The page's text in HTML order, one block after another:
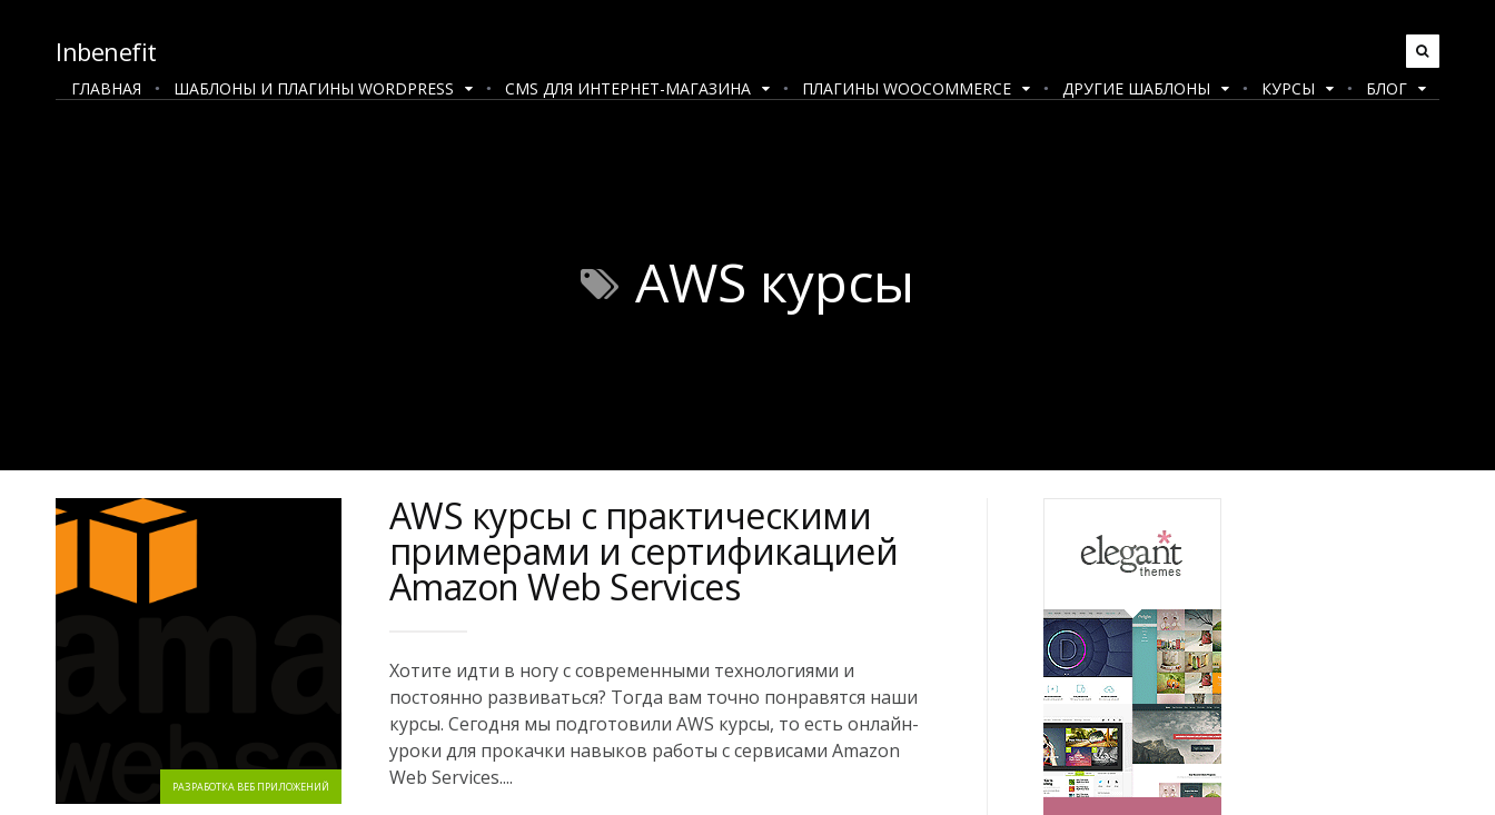
Inbenefit
ГЛАВНАЯ ШАБЛОНЫ И ПЛАГИНЫ WORDPRESS CMS ДЛЯ ИНТЕРНЕТ-МАГАЗИНА ПЛАГИНЫ WOOCOMMERCE ДРУГИЕ ШАБЛОНЫ КУРСЫ БЛОГ
AWS курсы
РАЗРАБОТКА ВЕБ ПРИЛОЖЕНИЙ
AWS курсы с практическими
примерами и сертификацией
Amazon Web Services
Хотите идти в ногу с современными технологиями и
постоянно развиваться? Тогда вам точно понравятся наши
курсы. Сегодня мы подготовили AWS курсы, то есть онлайн-
уроки для прокачки навыков работы с сервисами Amazon
Web Services....